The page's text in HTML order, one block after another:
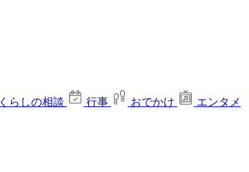
くらしの相談 行事 おでかけ
エンタメ